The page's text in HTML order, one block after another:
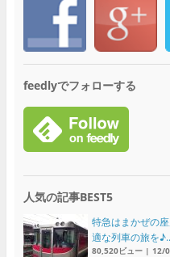
feedlyでフォローする
人気の記事BEST5
特急はまかぜの
適な列車の旅を
80,520ビュー| 12/